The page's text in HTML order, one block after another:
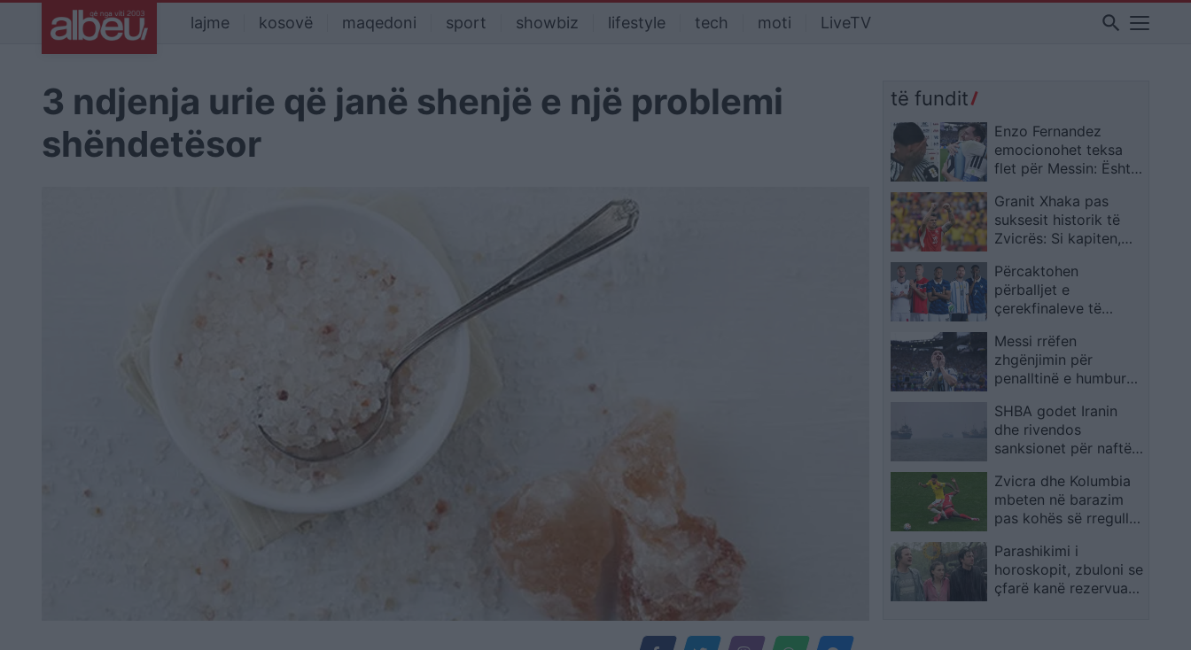
lajme kosovë maqedoni sport showbiz lifestyle tech moti LiveTV search
3 ndjenja urie që janë shenjë e një problemi
shëndetësor
të fundit
Enzo Fernandez
emocionohet teksa
flet për Messin: Është
Granit Xhaka pas
suksesit historik të
Zvicrës: Si kapiten,
përgjegjësinë
Përcaktohen
përballjet e
çerekfinaleve të
luhen ndeshjet
Messi rrëfen
zhgënjimin për
penalltinë e humbur
Argjentinës ndaj
Egjiptit
SHBA godet Iranin
dhe rivendos
sanksionet për naftën
anijeve tregtare
Zvicra dhe Kolumbia
mbeten në barazim
pas kohës së rregullt,
vendoset në
vazhdime
Parashikimi i
horoskopit, zbuloni se
çfarë kanë rezervuar